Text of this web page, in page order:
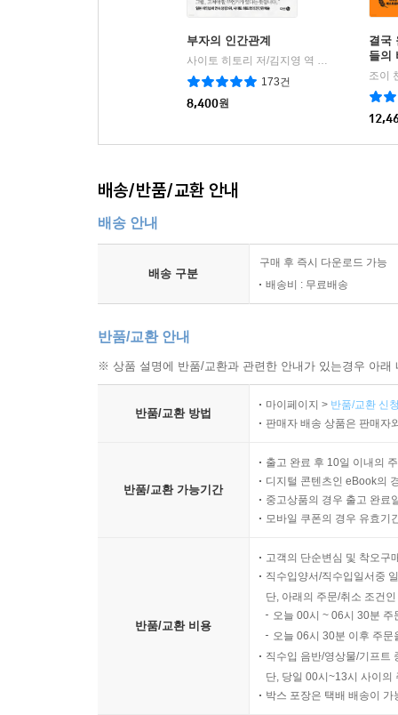
부자의 인간관계
사이토 히토리 저/김지영 역 | 다산3.0
173건
8,400원
결국
들의
조이
배송/반품/교환 안내
배송 안내
배송 구분
구매 후 즉시 다운로드 가능
배송비 : 무료배송
반품/교환 안내
※ 상품 설명에 반품/교환과 관련한 안내가 있는경우 아
반품/교환 방법
마이페이지 > 반품/교환 신
판매자 배송 상품은 판매자
반품/교환 가능기간
출고 완료 후 10일 이내의
디지털 콘텐츠인 eBook의
중고상품의 경우 출고 완료
모바일 쿠폰의 경우 유효기
반품/교환 비용
고객의 단순변심 및 착오구
직수입양서/직수입일서중
단, 아래의 주문/취소 조건
오늘 00시 ~ 06시 30분
오늘 06시 30분 이후 주
직수입 음반/영상물/기프트
단, 당일 00시~13시 사이의
박스 포장은 택배 배송이